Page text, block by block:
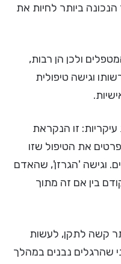
ביותר לחיות את
ולכן הן רבות,
וגישה טיפולית
עיקריות: זו הנקראת
את הטיפול שזו
וגישה 'הגרזן', שהאדם
בין אם זה מתוך
קשה לתקן, לעשות
שהרגלים נבנים במהלך